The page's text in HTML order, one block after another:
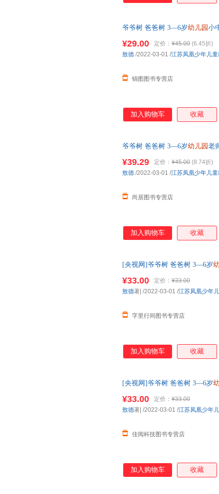
爷爷树 爸爸树 3—6岁幼儿园 小
¥29.00 定价： ¥45.00 (6.45折)
锦图图书专营店
敖德 /2022-03-01 /江苏凤凰少年儿
加入购物车 收藏
爷爷树 爸爸树 3—6岁幼儿园 老
¥39.29 定价： ¥45.00 (8.74折)
尚居图书专营店
敖德 /2022-03-01 /江苏凤凰少年儿
加入购物车 收藏
[央视网]爷爷树 爸爸树 3—6岁
¥33.00 定价： ¥33.00
字里行间图书专营店
敖德著| /2022-03-01 /江苏凤凰少年
加入购物车 收藏
[央视网]爷爷树 爸爸树 3—6岁
¥33.00 定价： ¥33.00
佳阅科技图书专营店
敖德著| /2022-03-01 /江苏凤凰少年
加入购物车 收藏